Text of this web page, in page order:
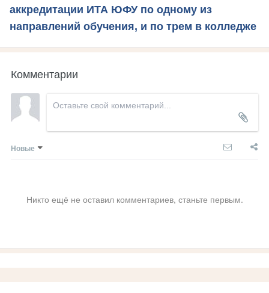
аккредитации ИТА ЮФУ по одному из
направлений обучения, и по трем в колледже
Комментарии
Новые
Никто ещё не оставил комментариев, станьте первым.